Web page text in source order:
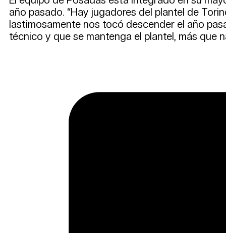
año pasado. “Hay jugadores del plantel de
lastimosamente nos tocó descender el año
técnico y que se mantenga el plantel, más que